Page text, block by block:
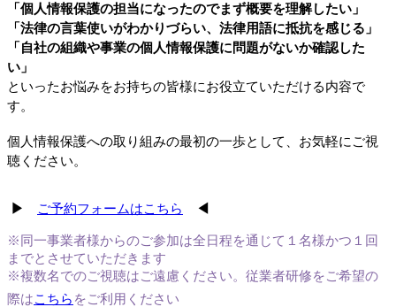
「個人情報保護の担当になったのでまず概要を理解したい」
「法律の言葉使いがわかりづらい、法律用語に抵抗を感じる」
「自社の組織や事業の個人情報保護に問題がないか確認した
い」
といったお悩みをお持ちの皆様にお役立ていただける内容で
す。
個人情報保護への取り組みの最初の一歩として、お気軽にご視
聴ください。
▶ ご予約フォームはこちら ◀
※同一事業者様からのご参加は全日程を通じて１名様かつ １回
までとさせていただきます
※複数名でのご視聴はご遠慮ください。 従業者研修をご希望の
際はこちら をご利用ください